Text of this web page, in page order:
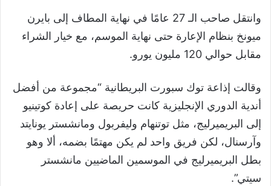
وانتقل صاحب الـ 27 عامًا في نهاية المطاف إلى بايرن
ميونخ بنظام الإعارة حتى نهاية الموسم، مع خيار الشراء
مقابل حوالي 120 مليون يورو.
وقالت إذاعة توك سبورت البريطانية “مجموعة من أفضل
أندية الدوري الإنجليزية كانت حريصة على إعادة كوتينيو
إلى البريميرليج، مثل توتنهام وليفربول ومانشستر يونايتد
وآرسنال، لكن فريق واحد لم يكن مهتمًا بضمه، ألا وهو
بطل البريميرليج في الموسمين الماضيين مانشستر
سيتي”
.